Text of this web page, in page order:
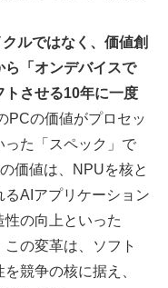
ルではなく、価値創
ら「オンデバイスで
させる10年に一度
PCの価値がプロセッ
った「スペック」で
価値は、NPUを核と
るAIアプリケーション
の向上といった
この変革は、ソフト
競争の核に据え、